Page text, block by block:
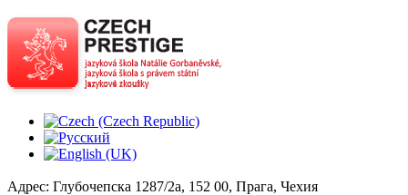
Адрес: Глубочепска 1287/2a, 152 00, Прага, Чехия